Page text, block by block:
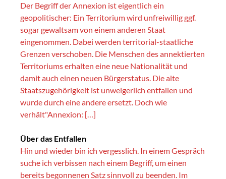
Der Begriff der Annexion ist eigentlich ein
geopolitischer: Ein Territorium wird unfreiwillig ggf.
sogar gewaltsam von einem anderen Staat
eingenommen. Dabei werden territorial-staatliche
Grenzen verschoben. Die Menschen des annektierten
Territoriums erhalten eine neue Nationalität und
damit auch einen neuen Bürgerstatus. Die alte
Staatszugehörigkeit ist unweigerlich entfallen und
wurde durch eine andere ersetzt. Doch wie
verhält"Annexion: […]
Über das Entfallen
Hin und wieder bin ich vergesslich. In einem Gespräch
suche ich verbissen nach einem Begriff, um einen
bereits begonnenen Satz sinnvoll zu beenden. Im